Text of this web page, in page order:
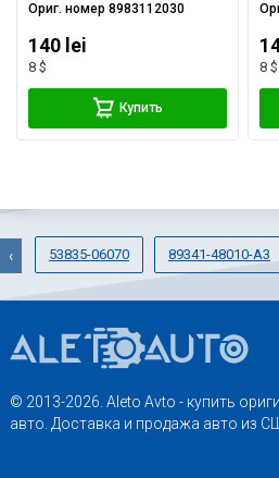
Ориг. номер8983112030
140 lei
8 $
Купить
8 $
53835-06070 89341-48010-A3
‹
© 2013-2026. Aleto Avto - купить
авто. Доставка и продажа авто из